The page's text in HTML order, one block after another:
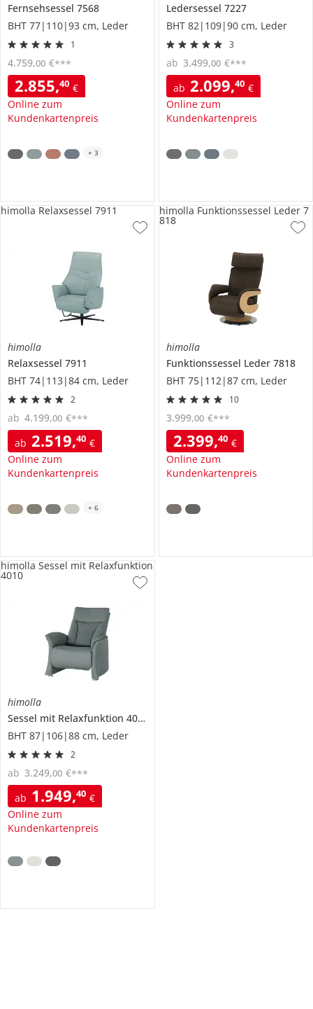
Fernsehsessel 7568
BHT 77|110|93 cm, Leder
1
2.855,40 €
Online zum
Kundenkartenpreis
4.759,00 €***
+ 3
Ledersessel 7227
BHT 82|109|90 cm, Leder
3
ab 2.099,40 €
Online zum
Kundenkartenpreis
ab 3.499,00 €***
himolla
Relaxsessel 7911
BHT 74|113|84 cm, Leder
2
ab 2.519,40 €
Online zum
Kundenkartenpreis
ab 4.199,00 €***
himolla Relaxsessel 7911
+ 6
himolla
Funktionssessel Leder 7818
BHT 75|112|87 cm, Leder
10
2.399,40 €
Online zum
Kundenkartenpreis
3.999,00 €***
himolla Funktionssessel Leder 7
818
himolla
Sessel mit Relaxfunktion 4010
BHT 87|106|88 cm, Leder
2
ab 1.949,40 €
Online zum
Kundenkartenpreis
ab 3.249,00 €***
himolla Sessel mit Relaxfunktion
4010